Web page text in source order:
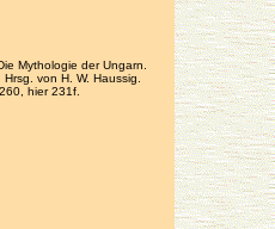
Mythologie der Ungarn.
von H. W. Haussig.
hier 231f.